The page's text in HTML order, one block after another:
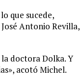
que sucede,
Antonio Revilla,
doctora Dolka. Y
acotó Michel.